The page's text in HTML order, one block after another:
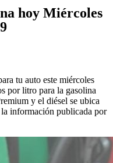
hoy Miércoles
tu auto este miércoles
por litro para la gasolina
y el diésel se ubica
información publicada por